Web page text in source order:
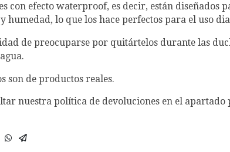
con efecto waterproof, es decir, están diseñados
humedad, lo que los hace perfectos para el uso
de preocuparse por quitártelos durante las
son de productos reales.
nuestra política de devoluciones en el apartado